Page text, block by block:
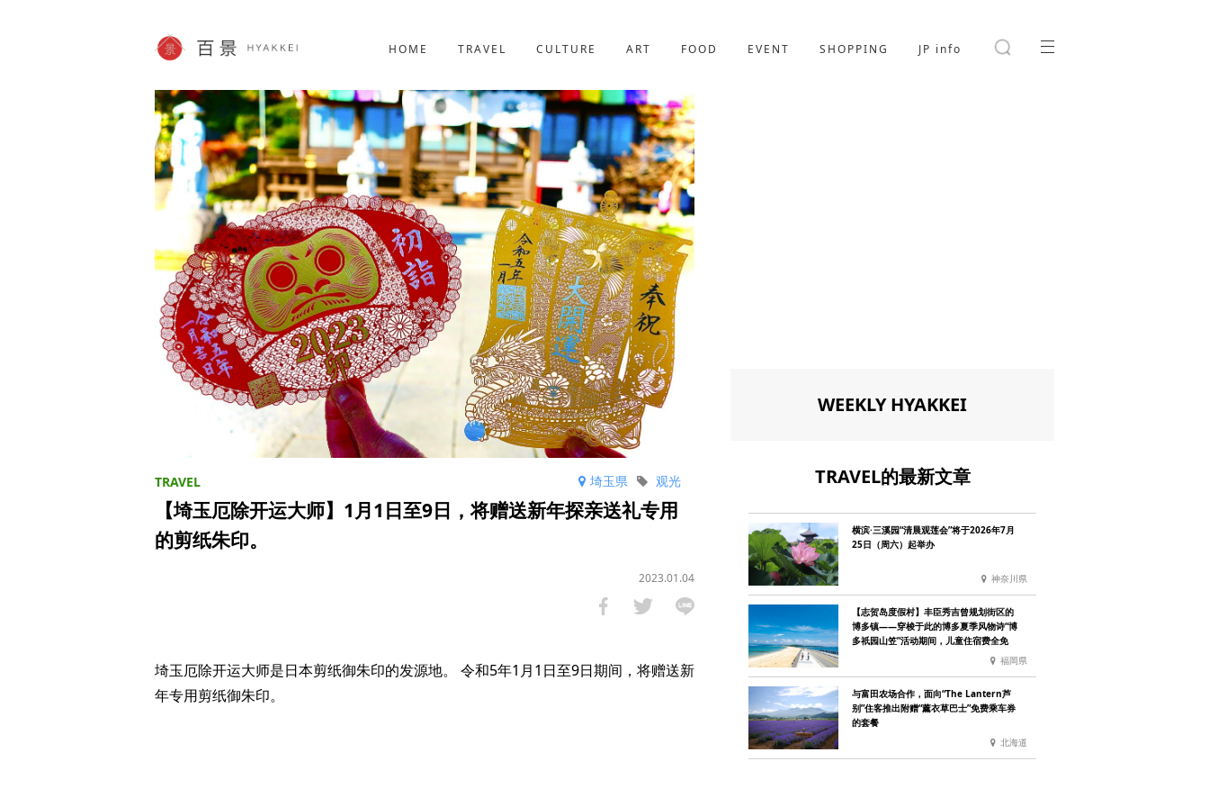
HOME TRAVEL CULTURE ART FOOD EVENT SHOPPING JP info
SHOPPING
JP info
埼玉県 观光
【埼玉厄除开运大师】1月1日至9日，将赠送新年探亲送礼专用
的剪纸朱印。
2023.01.04
埼玉厄除开运大师是日本剪纸御朱印的发源地。 令和5年1月1日至9日期间，将赠送新
年专用剪纸御朱印。
WEEKLY HYAKKEI
TRAVEL的最新文章
横滨·三溪园“清晨观莲会”将于2026年7月
25日（周六）起举办
神奈川県
【志贺岛度假村】丰臣秀吉曾规划街区的
博多镇——穿梭于此的博多夏季风物诗“博
多祇园山笠”活动期间，儿童住宿费全免
福岡県
与富田农场合作，面向“The Lantern芦
别”住客推出附赠“薰衣草巴士”免费乘车券
的套餐
北海道